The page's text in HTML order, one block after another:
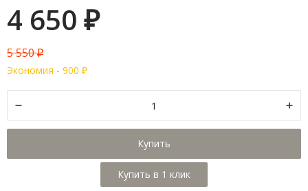
4 650 ₽
5 550₽
Экономия - 900 ₽
Купить